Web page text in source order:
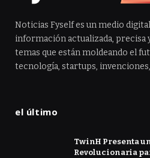
Noticias Fyself es un medio
información actualizada, precisa
temas que están moldeando el
tecnología, startups,
el último
TwinH Presenta
Revolucionaria